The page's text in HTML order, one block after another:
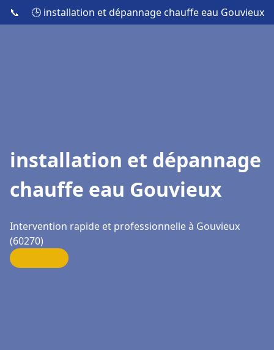
📞 🕒 installation et dépannage chauffe eau Gouvieux
installation et dépannage
chauffe eau Gouvieux
Intervention rapide et professionnelle à Gouvieux
(60270)